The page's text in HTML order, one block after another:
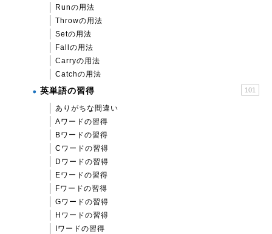
Runの用法
Throwの用法
Setの用法
Fallの用法
Carryの用法
Catchの用法
英単語の習得 101
ありがちな間違い
Aワードの習得
Bワードの習得
Cワードの習得
Dワードの習得
Eワードの習得
Fワードの習得
Gワードの習得
Hワードの習得
Iワードの習得